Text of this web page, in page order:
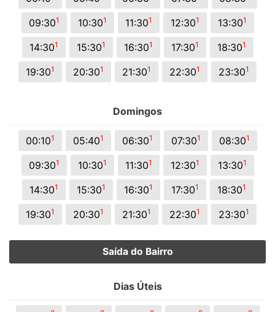
09:301 10:301 11:301 12:301 13:301
14:301 15:301 16:301 17:301 18:301
19:301 20:301 21:301 22:301 23:301
Domingos
00:101 05:401 06:301 07:301 08:301
09:301 10:301 11:301 12:301 13:301
14:301 15:301 16:301 17:301 18:301
19:301 20:301 21:301 22:301 23:301
Saída do Bairro
Dias Úteis